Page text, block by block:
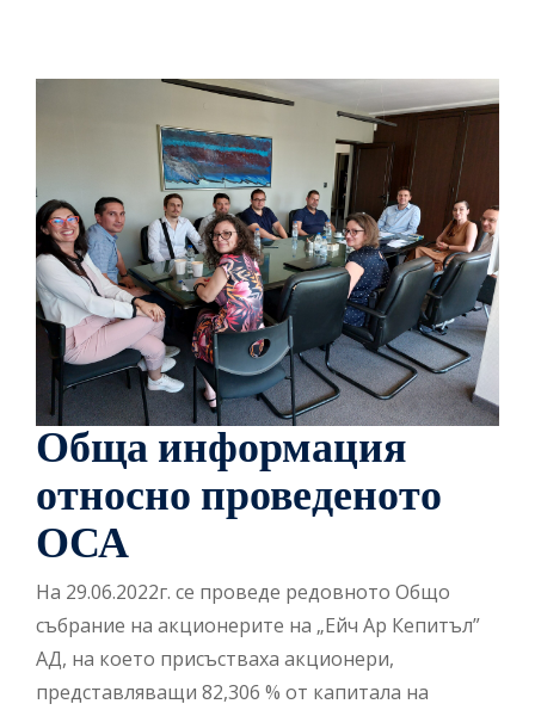
Обща информация
относно проведеното
ОСА
На 29.06.2022г. се проведе редовното Общо
събрание на акционерите на „Ейч Ар Кепитъл”
АД, на което присъстваха акционери,
представляващи 82,306 % от капитала на